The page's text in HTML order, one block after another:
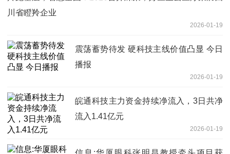
川省瞪羚企业
2026-01-19
震荡蓄势待发 硬科技主线价值凸显 今日
播报
2026-01-19
皖通科技主力资金持续净流入，3日共净
流入1.41亿元
2026-01-19